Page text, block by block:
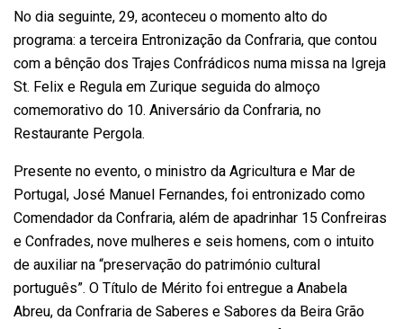
No dia seguinte, 29, aconteceu o momento alto do
programa: a terceira Entronização da Confraria, que contou
com a bênção dos Trajes Confrádicos numa missa na Igreja
St. Felix e Regula em Zurique seguida do almoço
comemorativo do 10. Aniversário da Confraria, no
Restaurante Pergola.
Presente no evento, o ministro da Agricultura e Mar de
Portugal, José Manuel Fernandes, foi entronizado como
Comendador da Confraria, além de apadrinhar 15 Confreiras
e Confrades, nove mulheres e seis homens, com o intuito
de auxiliar na “preservação do património cultural
português”. O Título de Mérito foi entregue a Anabela
Abreu, da Confraria de Saberes e Sabores da Beira Grão